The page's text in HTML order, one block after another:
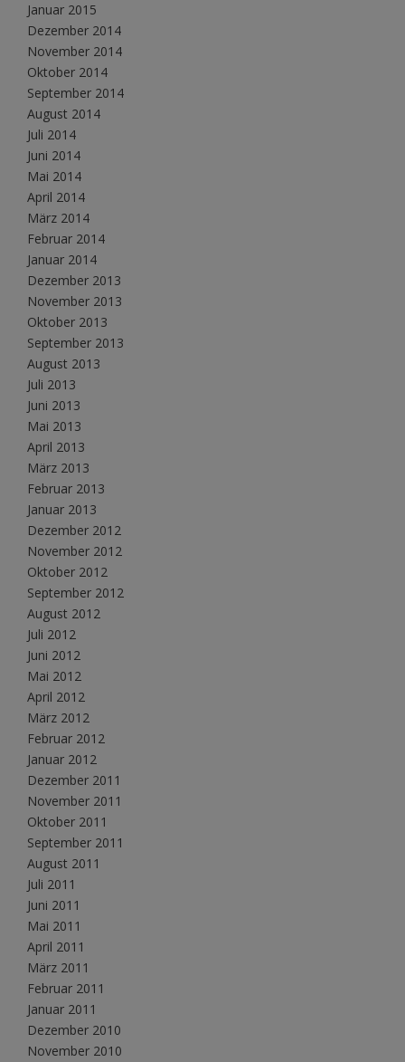
Januar 2015
Dezember 2014
November 2014
Oktober 2014
September 2014
August 2014
Juli 2014
Juni 2014
Mai 2014
April 2014
März 2014
Februar 2014
Januar 2014
Dezember 2013
November 2013
Oktober 2013
September 2013
August 2013
Juli 2013
Juni 2013
Mai 2013
April 2013
März 2013
Februar 2013
Januar 2013
Dezember 2012
November 2012
Oktober 2012
September 2012
August 2012
Juli 2012
Juni 2012
Mai 2012
April 2012
März 2012
Februar 2012
Januar 2012
Dezember 2011
November 2011
Oktober 2011
September 2011
August 2011
Juli 2011
Juni 2011
Mai 2011
April 2011
März 2011
Februar 2011
Januar 2011
Dezember 2010
November 2010